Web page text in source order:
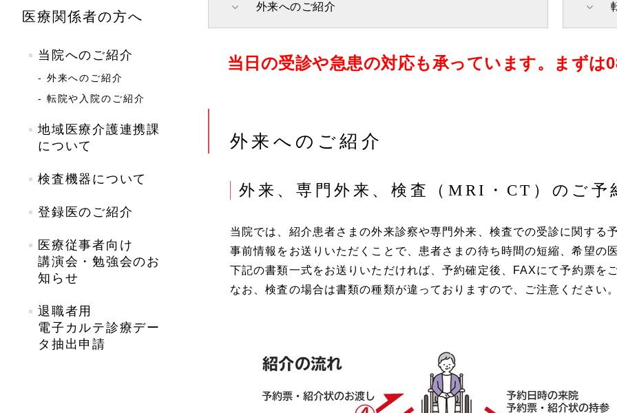
医療関係者の方へ
当院へのご紹介
- 外来へのご紹介
- 転院や入院のご紹介
地域医療介護連携課
について
検査機器について
登録医のご紹介
医療従事者向け
講演会・勉強会のお
知らせ
退職者用
電子カルテ診療デー
タ抽出申請
外来へのご紹介
当日の受診や急患の対応も承っています。まずは
外来へのご紹介
外来、専門外来、検査（MRI・CT）のご予
当院では、紹介患者さまの外来診察や専門外来、検査での受診に関する
事前情報をお送りいただくことで、患者さまの待ち時間の短縮、希望の
下記の書類一式をお送りいただければ、予約確定後、FAXにて予約票を
なお、検査の場合は書類の種類が違っておりますので、ご注意ください